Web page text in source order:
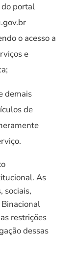
portal
o acesso a
e
demais
de
As
sociais,
restrições
dessas